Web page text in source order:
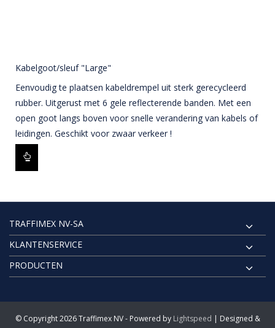
Kabelgoot/sleuf "Large"
Eenvoudig te plaatsen kabeldrempel uit sterk gerecycleerd
rubber. Uitgerust met 6 gele reflecterende banden. Met een
open goot langs boven voor snelle verandering van kabels of
leidingen. Geschikt voor zwaar verkeer !
TRAFFIMEX NV-SA
KLANTENSERVICE
PRODUCTEN
© Copyright 2026 Traffimex NV - Powered by Lightspeed | Designed &